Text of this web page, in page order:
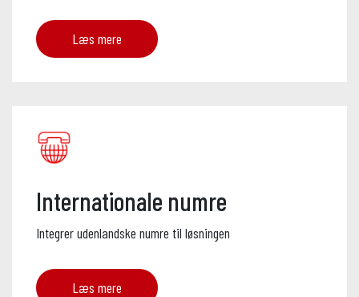
Læs mere
Internationale numre
Integrer udenlandske numre til løsningen
Læs mere